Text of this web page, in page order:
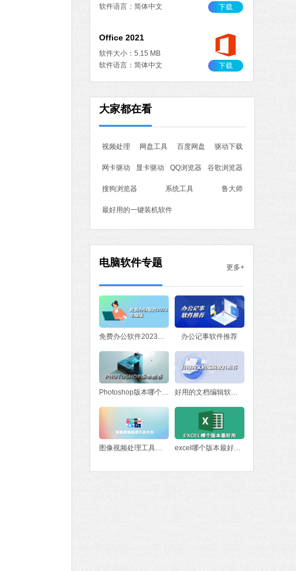
软件语言：简体中文
下载
Office 2021
软件大小：5.15 MB
软件语言：简体中文
下载
下载
软件大小：19.78 MB
腾讯视频
软件大小：78.47 MB
软件语言：简体中文
大家都在看
视频处理 网盘工具 百度网盘 驱动下载
网卡驱动 显卡驱动 QQ浏览器 谷歌浏览器
搜狗浏览器 系统工具 鲁大师
最好用的一键装机软件
电脑软件专题 更多+
免费办公软件2023电脑版 办公记事软件推荐
Photoshop版本哪个好？Photoshop版本推荐 好用的文档编辑软件推荐
图像视频处理工具大全 excel哪个版本最好用 excel版本下载